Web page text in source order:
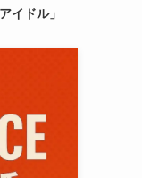
イドル」